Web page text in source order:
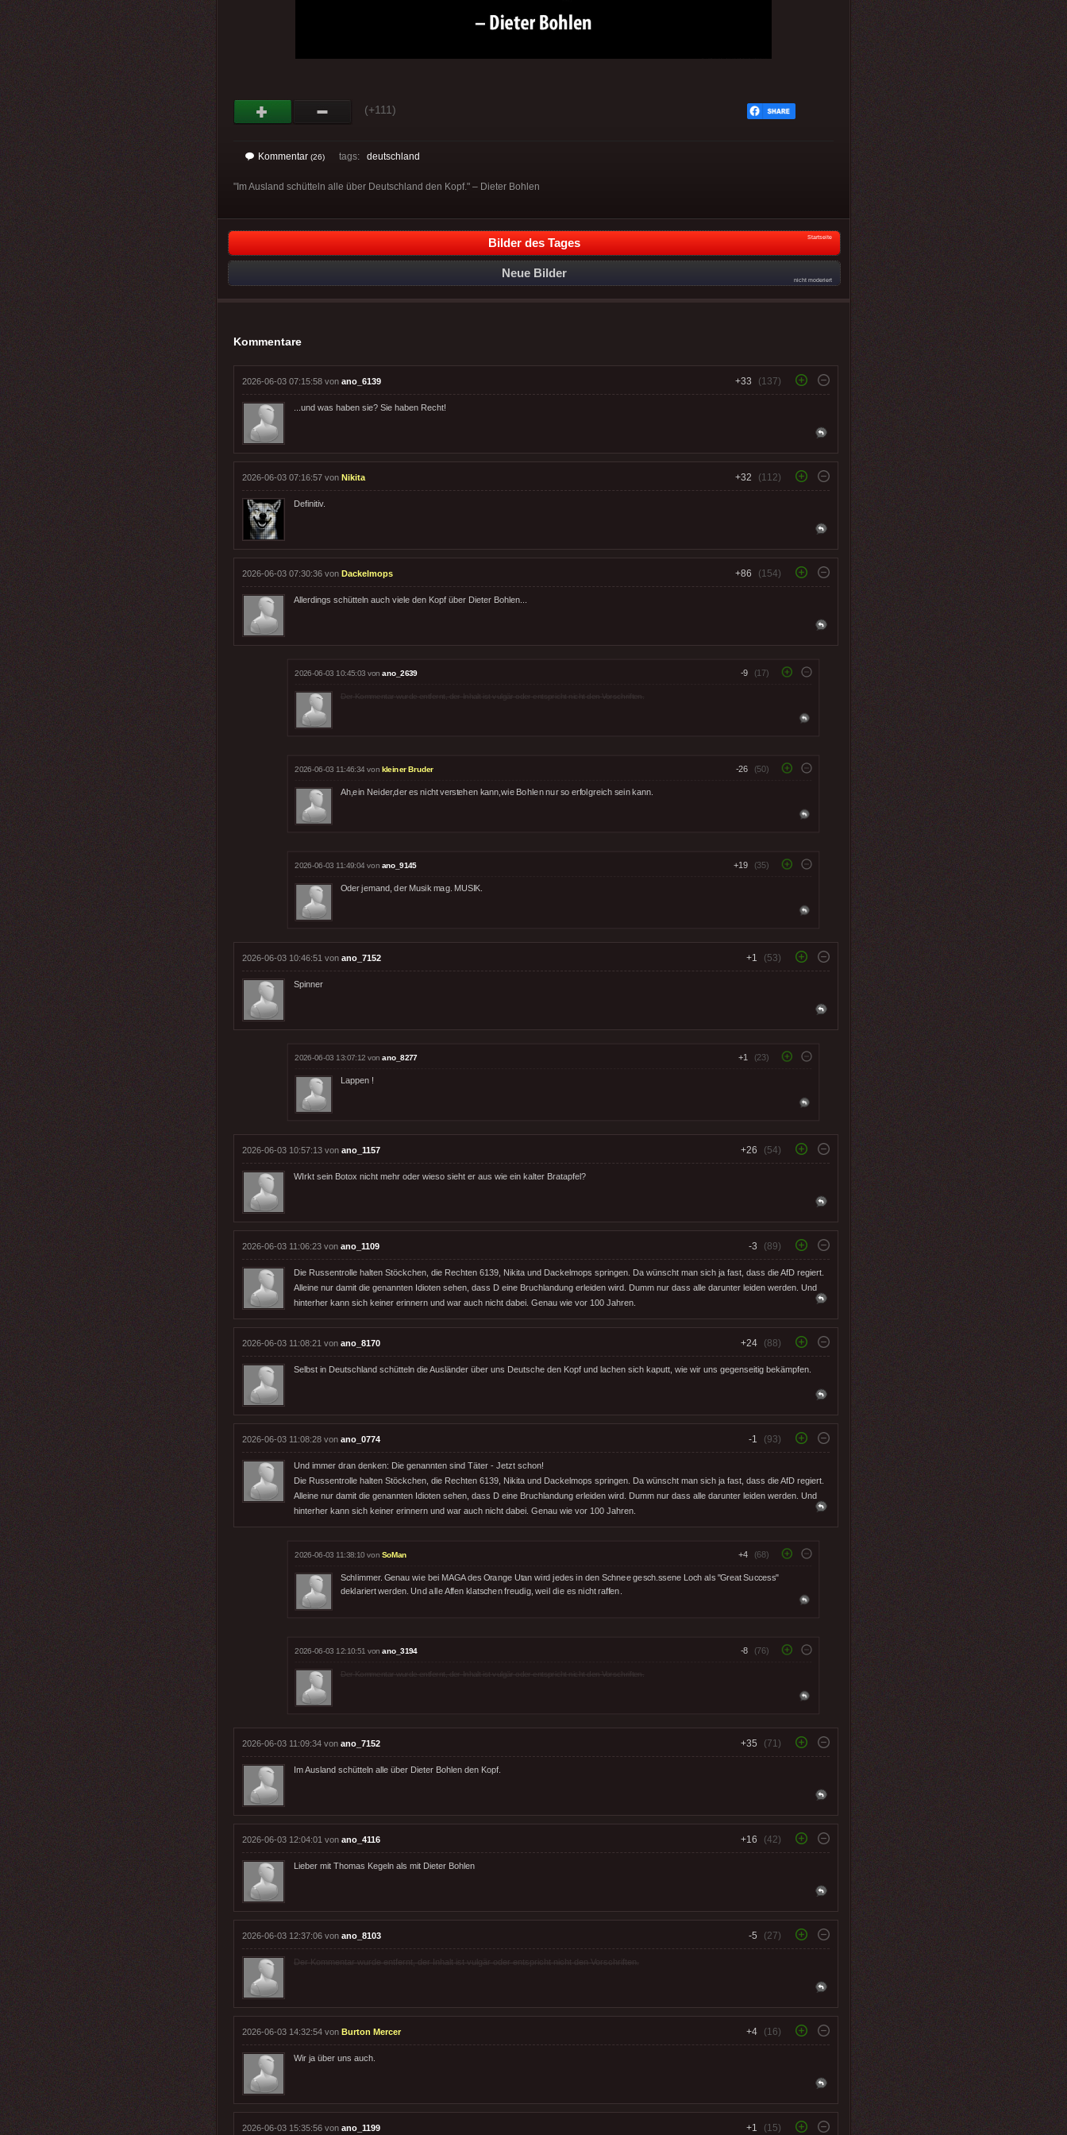
(+111)
Kommentar (26) tags: deutschland
"Im Ausland schütteln alle über Deutschland den Kopf." – Dieter Bohlen
Bilder des Tages Startseite
Neue Bilder
nicht moderiert
Kommentare
2026-06-03 07:15:58 von ano_6139 +33 (137)
...und was haben sie? Sie haben Recht!
2026-06-03 07:16:57 von Nikita +32 (112)
Definitiv.
2026-06-03 07:30:36 von Dackelmops +86 (154)
Allerdings schütteln auch viele den Kopf über Dieter Bohlen...
2026-06-03 10:45:03 vonano_2639 -9 (17)
Der Kommentar wurde entfernt, der Inhalt ist vulgär oder entspricht nicht den Vorschriften.
2026-06-03 11:46:34 von kleiner Bruder -26 (50)
Ah,ein Neider,der es nicht verstehen kann,wie Bohlen nur so erfolgreich sein kann.
2026-06-03 11:49:04 von ano_9145 +19 (35)
Oder jemand, der Musik mag. MUSIK.
2026-06-03 10:46:51 von ano_7152 +1 (53)
Spinner
2026-06-03 13:07:12 vonano_8277 +1 (23)
Lappen !
2026-06-03 10:57:13 von ano_1157 +26 (54)
WIrkt sein Botox nicht mehr oder wieso sieht er aus wie ein kalter Bratapfel?
2026-06-03 11:06:23 von ano_1109 -3 (89)
Die Russentrolle halten Stöckchen, die Rechten 6139, Nikita und Dackelmops springen. Da wünscht man sich ja fast, dass die AfD regiert.
Alleine nur damit die genannten Idioten sehen, dass D eine Bruchlandung erleiden wird. Dumm nur dass alle darunter leiden werden. Und
hinterher kann sich keiner erinnern und war auch nicht dabei. Genau wie vor 100 Jahren.
2026-06-03 11:08:21 von ano_8170 +24 (88)
Selbst in Deutschland schütteln die Ausländer über uns Deutsche den Kopf und lachen sich kaputt, wie wir uns gegenseitig bekämpfen.
2026-06-03 11:08:28 von ano_0774 -1 (93)
Und immer dran denken: Die genannten sind Täter - Jetzt schon!
Die Russentrolle halten Stöckchen, die Rechten 6139, Nikita und Dackelmops springen. Da wünscht man sich ja fast, dass die AfD regiert.
Alleine nur damit die genannten Idioten sehen, dass D eine Bruchlandung erleiden wird. Dumm nur dass alle darunter leiden werden. Und
hinterher kann sich keiner erinnern und war auch nicht dabei. Genau wie vor 100 Jahren.
2026-06-03 11:38:10 von SoMan +4 (68)
Schlimmer. Genau wie bei MAGA des Orange Utan wird jedes in den Schnee gesch.ssene Loch als "Great Success"
deklariert werden. Und alle Affen klatschen freudig, weil die es nicht raffen.
2026-06-03 12:10:51 vonano_3194 -8 (76)
Der Kommentar wurde entfernt, der Inhalt ist vulgär oder entspricht nicht den Vorschriften.
2026-06-03 11:09:34 von ano_7152 +35 (71)
Im Ausland schütteln alle über Dieter Bohlen den Kopf.
2026-06-03 12:04:01 von ano_4116 +16 (42)
Lieber mit Thomas Kegeln als mit Dieter Bohlen
2026-06-03 12:37:06 von ano_8103 -5 (27)
Der Kommentar wurde entfernt, der Inhalt ist vulgär oder entspricht nicht den Vorschriften.
2026-06-03 14:32:54 von Burton Mercer +4 (16)
Wir ja über uns auch.
2026-06-03 15:35:56 von ano_1199 +1 (15)